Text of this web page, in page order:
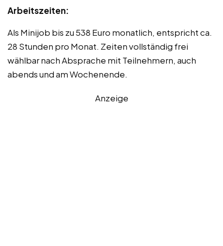
Arbeitszeiten:
Als Minijob bis zu 538 Euro monatlich, entspricht ca.
28 Stunden pro Monat. Zeiten vollständig frei
wählbar nach Absprache mit Teilnehmern, auch
abends und am Wochenende.
Anzeige